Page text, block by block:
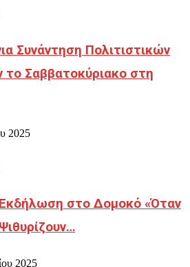
Συνάντηση Πολιτιστικών
το Σαββατοκύριακο στη
2025
στο Δομοκό «Όταν
2025